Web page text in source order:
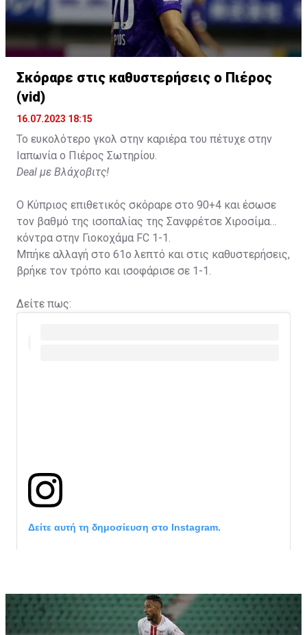
Σκόραρε στις καθυστερήσεις ο Πιέρος
(vid)
16.07.2023 18:15
Το ευκολότερο γκολ στην καριέρα του πέτυχε στην
Ιαπωνία ο Πιέρος Σωτηρίου.
Deal με Βλάχοβιτς!
Ο Κύπριος επιθετικός σκόραρε στο 90+4 και έσωσε
τον βαθμό της ισοπαλίας της Σανφρέτσε Χιροσίμα
κόντρα στην Γιοκοχάμα FC 1-1.
Μπήκε αλλαγή στο 61ο λεπτό και στις καθυστερήσεις,
βρήκε τον τρόπο και ισοφάρισε σε 1-1.
Δείτε πως:
Δείτε αυτή τη δημοσίευση στο Instagram.